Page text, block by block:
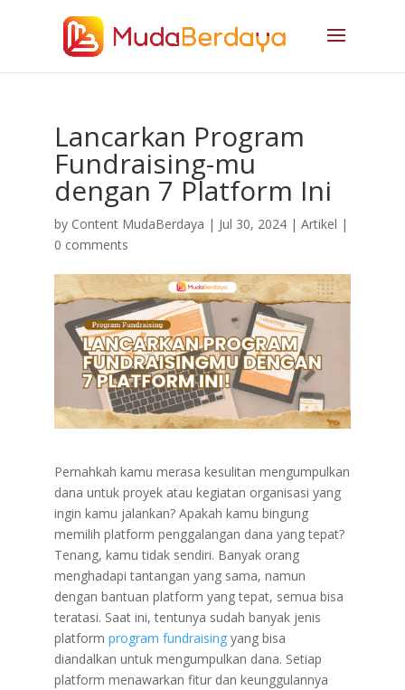
Lancarkan Program
Fundraising-mu
dengan 7 Platform Ini
by Content MudaBerdaya | Jul 30, 2024| Artikel |
0 comments
Pernahkah kamu merasa kesulitan mengumpulkan
dana untuk proyek atau kegiatan organisasi yang
ingin kamu jalankan? Apakah kamu bingung
memilih platform penggalangan dana yang tepat?
Tenang, kamu tidak sendiri. Banyak orang
menghadapi tantangan yang sama, namun
dengan bantuan platform yang tepat, semua bisa
teratasi. Saat ini, tentunya sudah banyak jenis
platform program fundraisingyang bisa
diandalkan untuk mengumpulkan dana. Setiap
platform menawarkan fitur dan keunggulannya